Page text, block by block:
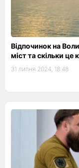
Відпочинок на
міст та скільки
31 липня 2024, 18:48